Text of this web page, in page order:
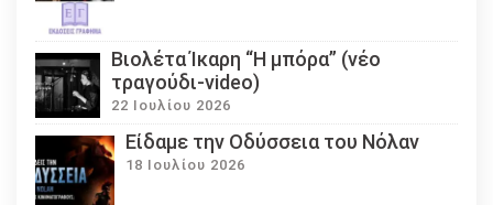
Βιολέτα Ίκαρη “Η μπόρα” (νέο
τραγούδι-video)
22 Ιουλίου 2026
Eίδαμε την Οδύσσεια του Νόλαν
18 Ιουλίου 2026